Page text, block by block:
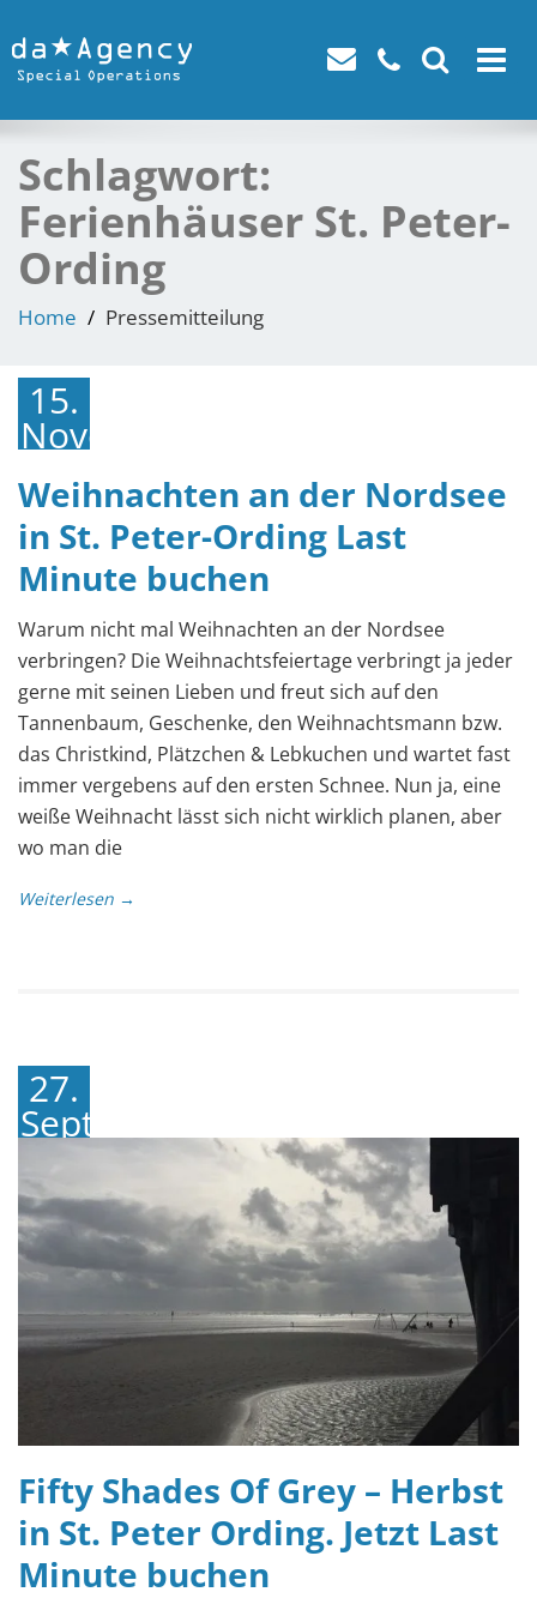
Toggle
Schlagwort:
Ferienhäuser St. Peter-
Ording
Home Pressemitteilung
15.
November
2018
Weihnachten an der Nordsee
in St. Peter-Ording Last
Minute buchen
Warum nicht mal Weihnachten an der Nordsee
verbringen? Die Weihnachtsfeiertage verbringt ja jeder
gerne mit seinen Lieben und freut sich auf den
Tannenbaum, Geschenke, den Weihnachtsmann bzw.
das Christkind, Plätzchen & Lebkuchen und wartet fast
immer vergebens auf den ersten Schnee. Nun ja, eine
weiße Weihnacht lässt sich nicht wirklich planen, aber
wo man die
Weiterlesen →
27.
September
2018
Fifty Shades Of Grey – Herbst
in St. Peter Ording. Jetzt Last
Minute buchen